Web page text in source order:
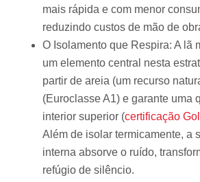
mais rápida e com menor
reduzindo custos de mão de
O Isolamento que Respira: A lã
um elemento central nesta
partir de areia (um recurso
(Euroclasse A1) e garante uma
interior superior (certificação
Além de isolar termicamente, a
interna absorve o ruído,
refúgio de silêncio.